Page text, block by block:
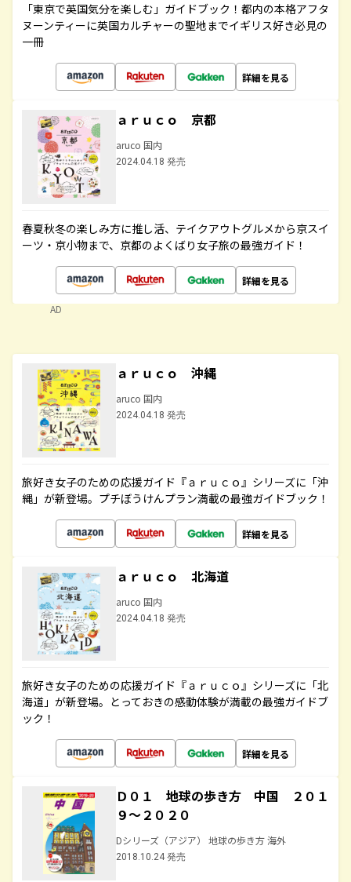
「東京で英国気分を楽しむ」ガイドブック！都内の本格アフタ
ヌーンティーに英国カルチャーの聖地までイギリス好き必見の
一冊
詳細を見る
ａｒｕｃｏ 京都
aruco 国内
2024.04.18 発売
春夏秋冬の楽しみ方に推し活、テイクアウトグルメから京スイ
ーツ・京小物まで、京都のよくばり女子旅の最強ガイド！
詳細を見る
AD
ａｒｕｃｏ 沖縄
aruco 国内
2024.04.18 発売
旅好き女子のための応援ガイド『ａｒｕｃｏ』シリーズに「沖
縄」が新登場。プチぼうけんプラン満載の最強ガイドブック！
詳細を見る
ａｒｕｃｏ 北海道
aruco 国内
2024.04.18 発売
旅好き女子のための応援ガイド『ａｒｕｃｏ』シリーズに「北
海道」が新登場。とっておきの感動体験が満載の最強ガイドブ
ック！
詳細を見る
Ｄ０１ 地球の歩き方 中国 ２０１
９～２０２０
Dシリーズ（アジア） 地球の歩き方 海外
2018.10.24 発売